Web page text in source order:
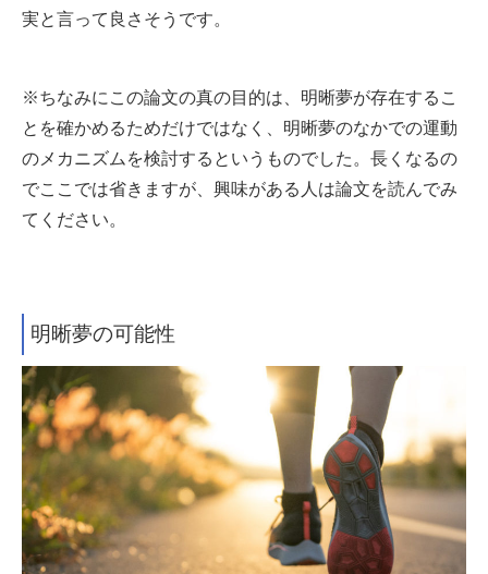
実と言って良さそうです。
※ちなみにこの論文の真の目的は、明晰夢が存在するこ
とを確かめるためだけではなく、明晰夢のなかでの運動
のメカニズムを検討するというものでした。 長くなるの
でここでは省きますが、興味がある人は論文を読んでみ
てください。
明晰夢の可能性